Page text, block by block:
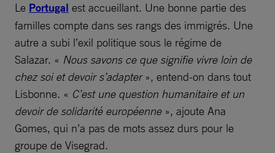
Le Portugal est accueillant. Une bonne partie des
familles compte dans ses rangs des immigrés. Une
autre a subi l’exil politique sous le régime de
Salazar. « Nous savons ce que signifie vivre loin de
chez soi et devoir s’adapter», entend-on dans tout
Lisbonne. « C’est une question humanitaire et un
devoir de solidarité européenne», ajoute Ana
Gomes, qui n’a pas de mots assez durs pour le
groupe de Visegrad.